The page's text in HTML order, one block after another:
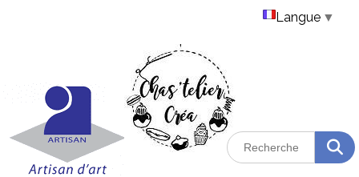
Langue ▼